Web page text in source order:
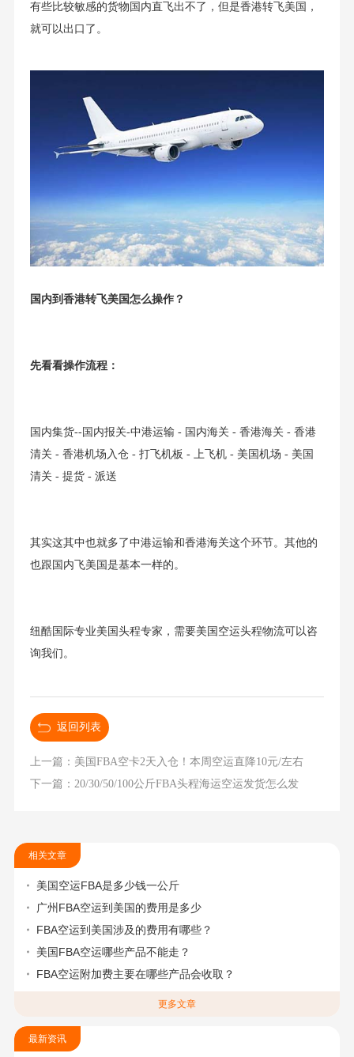
有些比较敏感的货物国内直飞出不了，但是香港转飞美国，
就可以出口了。
国内到香港转飞美国怎么操作？
先看看操作流程：
国内集货--国内报关-中港运输 - 国内海关 - 香港海关 - 香港
清关 - 香港机场入仓 - 打飞机板 - 上飞机 - 美国机场 - 美国
清关 - 提货 - 派送
其实这其中也就多了中港运输和香港海关这个环节。其他的
也跟国内飞美国是基本一样的。
纽酷国际专业美国头程专家，需要美国空运头程物流可以咨
询我们。
返回列表
上一篇：美国FBA空卡2天入仓！本周空运直降10元/左右
下一篇：20/30/50/100公斤FBA头程海运空运发货怎么发
相关文章
美国空运FBA是多少钱一公斤
广州FBA空运到美国的费用是多少
FBA空运到美国涉及的费用有哪些？
美国FBA空运哪些产品不能走？
FBA空运附加费主要在哪些产品会收取？
更多文章
最新资讯